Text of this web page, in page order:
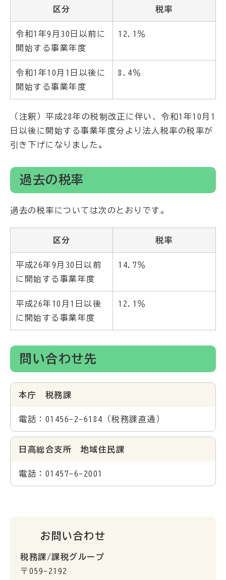
区分 税率
令和1年9月30日以前に
開始する事業年度
12.1％
令和1年10月1日以後に
開始する事業年度
8.4％
（注釈）平成28年の税制改正に伴い、令和1年10月1
日以後に開始する事業年度分より法人税率の税率が
引き下げになりました。
過去の税率
過去の税率については次のとおりです。
区分 税率
平成26年9月30日以前
に開始する事業年度
14.7％
平成26年10月1日以後
に開始する事業年度
12.1％
問い合わせ先
本庁 税務課
電話：01456-2-6184（税務課直通）
日高総合支所 地域住民課
電話：01457-6-2001
お問い合わせ
税務課/課税グループ
〒059-2192